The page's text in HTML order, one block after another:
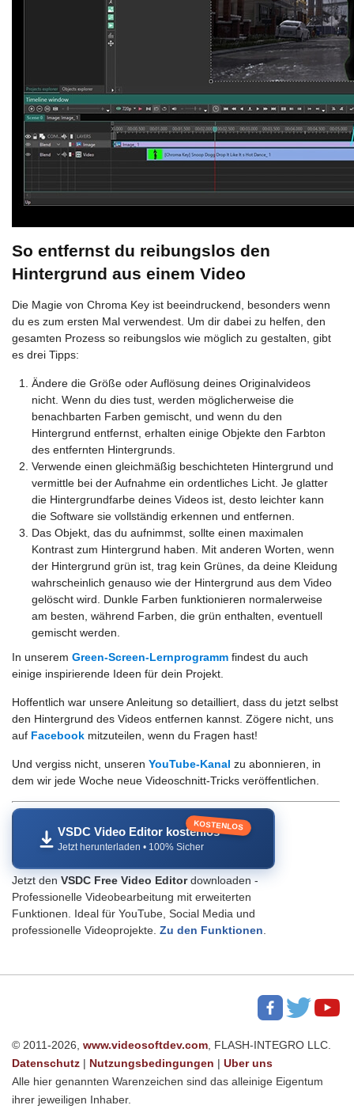
So entfernst du reibungslos den
Hintergrund aus einem Video
Die Magie von Chroma Key ist beeindruckend, besonders wenn
du es zum ersten Mal verwendest. Um dir dabei zu helfen, den
gesamten Prozess so reibungslos wie möglich zu gestalten, gibt
es drei Tipps:
Ändere die Größe oder Auflösung deines Originalvideos
nicht. Wenn du dies tust, werden möglicherweise die
benachbarten Farben gemischt, und wenn du den
Hintergrund entfernst, erhalten einige Objekte den Farbton
des entfernten Hintergrunds.
Verwende einen gleichmäßig beschichteten Hintergrund und
vermittle bei der Aufnahme ein ordentliches Licht. Je glatter
die Hintergrundfarbe deines Videos ist, desto leichter kann
die Software sie vollständig erkennen und entfernen.
Das Objekt, das du aufnimmst, sollte einen maximalen
Kontrast zum Hintergrund haben. Mit anderen Worten, wenn
der Hintergrund grün ist, trag kein Grünes, da deine Kleidung
wahrscheinlich genauso wie der Hintergrund aus dem Video
gelöscht wird. Dunkle Farben funktionieren normalerweise
am besten, während Farben, die grün enthalten, eventuell
gemischt werden.
In unserem Green-Screen-Lernprogramm findest du auch
einige inspirierende Ideen für dein Projekt.
Hoffentlich war unsere Anleitung so detailliert, dass du jetzt selbst
den Hintergrund des Videos entfernen kannst. Zögere nicht, uns
auf Facebook mitzuteilen, wenn du Fragen hast!
Und vergiss nicht, unseren YouTube-Kanal zu abonnieren, in
dem wir jede Woche neue Videoschnitt-Tricks veröffentlichen.
VSDC Video Editor kostenlos
Jetzt herunterladen • 100% Sicher
KOSTENLOS
Jetzt den VSDC Free Video Editordownloaden -
Professionelle Videobearbeitung mit erweiterten
Funktionen. Ideal für YouTube, Social Media und
professionelle Videoprojekte. Zu den Funktionen.
© 2011-2026, www.videosoftdev.com, FLASH-INTEGRO LLC.
Datenschutz | Nutzungsbedingungen | Uber uns
Alle hier genannten Warenzeichen sind das alleinige Eigentum
ihrer jeweiligen Inhaber.